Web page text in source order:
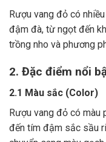
Rượu vang đỏ có
đậm đà, từ ngọt đến
trồng nho và phương
2. Đặc điểm nổi
2.1 Màu sắc (Color)
Rượu vang đỏ có màu
đến tím đậm sắc sầu